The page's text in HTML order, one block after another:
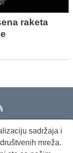
raketa
Kontakt RSS
sadržaja i
mreža.